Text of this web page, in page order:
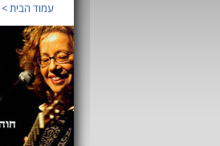
עמוד הבית>